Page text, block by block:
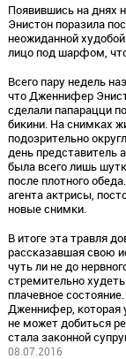
Появившись на
Энистон поразила
неожиданной
лицо под шарфом,
Всего пару недель
что Дженнифер
сделали папарацци
бикини. На снимках
подозрительно
день представитель
была всего лишь
после плотного
агента актрисы,
новые снимки.
В итоге эта травля
рассказавшая свою
чуть ли не до
стремительно
плачевное
Дженнифер, которая
не может добиться
стала законной
08.07.2016